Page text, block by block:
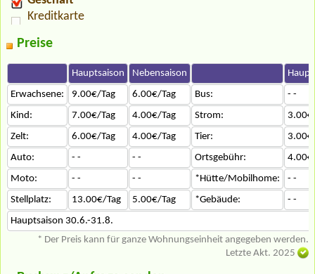
Kreditkarte
Preise
Hauptsaison Nebensaison
Erwachsene:
9.00€/Tag 6.00€/Tag Bus:
- -
Kind:
7.00€/Tag 4.00€/Tag Strom:
Zelt:
6.00€/Tag 4.00€/Tag Tier:
Auto:
- - - - Ortsgebühr:
Moto:
- - - - *Hütte/Mobilhome:
- -
Stellplatz:
13.00€/Tag 5.00€/Tag *Gebäude:
- -
Hauptsaison 30.6.-31.8.
* Der Preis kann für ganze Wohnungseinheit angegeben werden.
Letzte Akt. 2025